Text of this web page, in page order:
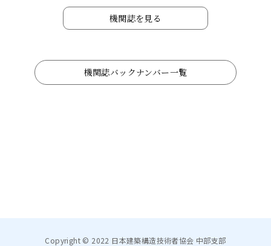
機関誌を見る
機関誌バックナンバー一覧
Copyright © 2022 日本建築構造技術者協会 中部支部